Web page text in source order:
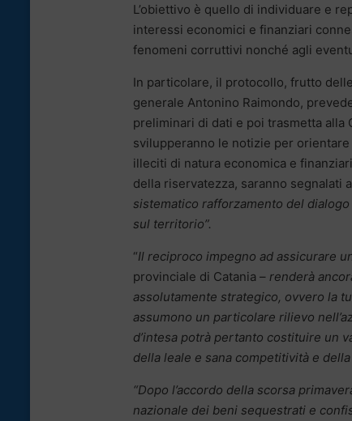
L’obiettivo è quello di individuare e
interessi economici e finanziari
fenomeni corruttivi nonché agli
In particolare, il protocollo, frutto
generale Antonino Raimondo,
preliminari di dati e poi trasmetta alla
svilupperanno le notizie per
illeciti di natura economica e
della riservatezza, saranno segnalati
sistematico rafforzamento del
sul territorio”.
“Il reciproco impegno ad assicurare
provinciale di Catania – renderà
assolutamente strategico, ovvero la
assumono un particolare rilievo
d’intesa potrà pertanto costituire un
della leale e sana competitività e della
“Dopo l’accordo della scorsa
nazionale dei beni sequestrati e